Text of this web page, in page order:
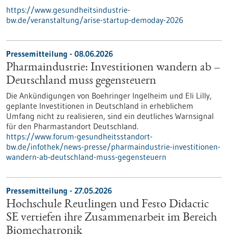
https://www.gesundheitsindustrie-
bw.de/veranstaltung/arise-startup-demoday-2026
Pressemitteilung - 08.06.2026
Pharmaindustrie: Investitionen wandern ab –
Deutschland muss gegensteuern
Die Ankündigungen von Boehringer Ingelheim und Eli Lilly,
geplante Investitionen in Deutschland in erheblichem
Umfang nicht zu realisieren, sind ein deutliches Warnsignal
für den Pharmastandort Deutschland.
https://www.forum-gesundheitsstandort-
bw.de/infothek/news-presse/pharmaindustrie-investitionen-
wandern-ab-deutschland-muss-gegensteuern
Pressemitteilung - 27.05.2026
Hochschule Reutlingen und Festo Didactic
SE vertiefen ihre Zusammenarbeit im Bereich
Biomechatronik